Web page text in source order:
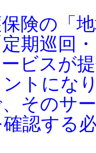
険の「
期巡回
ビスが
トにな
そのサ
認する